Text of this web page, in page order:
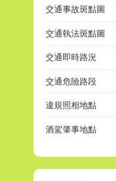
交通事故斑點圖
交通執法斑點圖
交通即時路況
交通危險路段
違規照相地點
酒駕肇事地點